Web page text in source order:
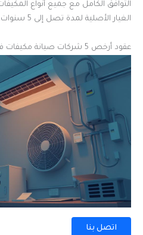
التوافق الكامل مع جميع أنواع
الغيار الأصلية لمدة تصل إلى 5 سنوات.
عقود أرخص 5 شركات صيانة مكيفات في الرياض
اتصل بنا